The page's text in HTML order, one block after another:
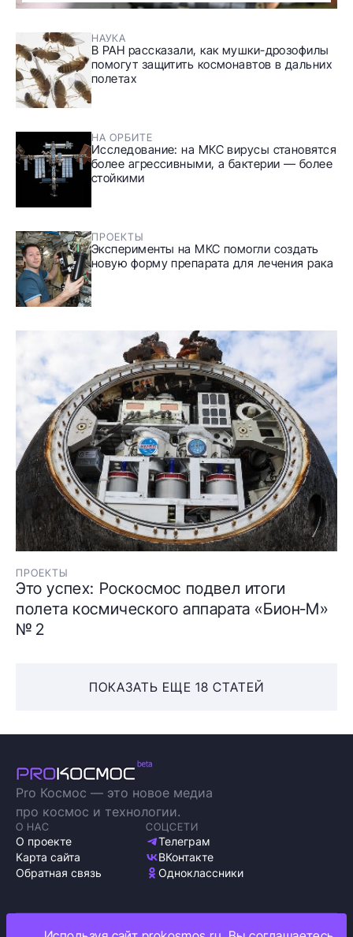
НАУКА
В РАН рассказали, как мушки-дрозофилы
помогут защитить космонавтов в дальних
полетах
НА ОРБИТЕ
Исследование: на МКС вирусы становятся
более агрессивными, а бактерии — более
стойкими
ПРОЕКТЫ
Эксперименты на МКС помогли создать
новую форму препарата для лечения рака
ПРОЕКТЫ
Это успех: Роскосмос подвел итоги
полета космического аппарата «Бион‑М»
№ 2
ПОКАЗАТЬ ЕЩЕ 18 СТАТЕЙ
Pro Космос — это новое медиа
про космос и технологии.
О НАС
О проекте
Карта сайта
Обратная связь
СОЦСЕТИ
Телеграм
ВКонтакте
Одноклассники